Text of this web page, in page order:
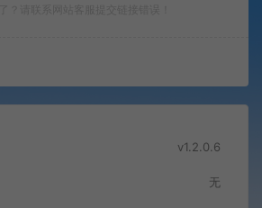
v1.2.0.6
无